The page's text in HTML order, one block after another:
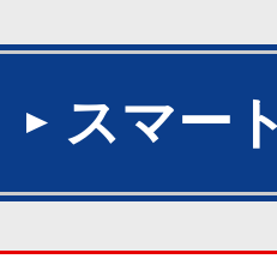
スマー